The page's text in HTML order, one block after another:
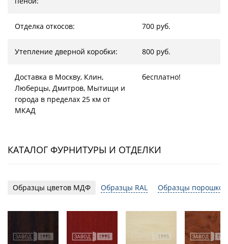
Отделка откосов: 700 руб.
Утепление дверной коробки: 800 руб.
Доставка в Москву, Клин,
Люберцы, Дмитров, Мытищи и
города в пределах 25 км от
МКАД
бесплатно!
КАТАЛОГ ФУРНИТУРЫ И ОТДЕЛКИ
Образцы цветов МДФ Образцы RAL Образцы